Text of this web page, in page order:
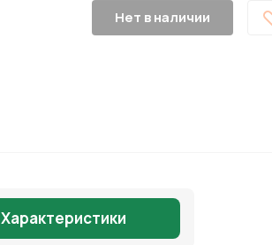
Нет в наличии
Характеристики